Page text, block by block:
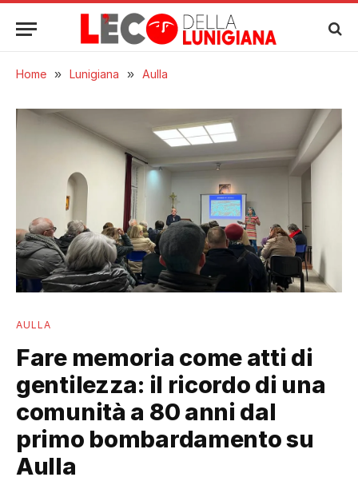
Home » Lunigiana » Aulla
AULLA
Fare memoria come atti di
gentilezza: il ricordo di una
comunità a 80 anni dal
primo bombardamento su
Aulla